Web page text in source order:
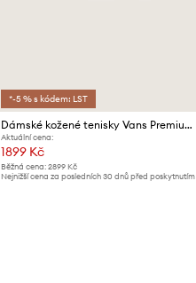
*-5 % s kódem: LST
Dámské kožené tenisky Vans Premium Super Lowpro Trainer
Aktuální cena:
1899 Kč
Běžná cena:2899 Kč
Nejnižší cena za posledních 30 dnů před poskytnutím